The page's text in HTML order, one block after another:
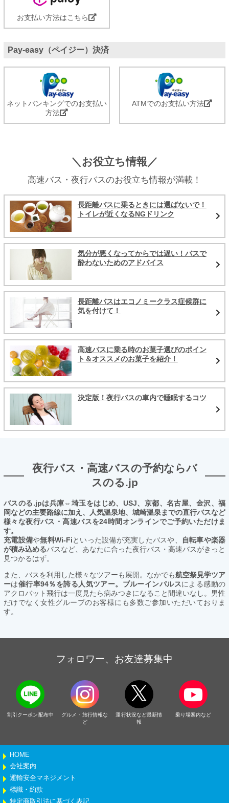
お支払い方法はこちら
Pay-easy（ペイジー）決済
ネットバンキングでのお支払い
方法
ATMでのお支払い方法
＼お役立ち情報／
高速バス・夜行バスのお役立ち情報が満載！
長距離バスに乗るときには選ばないで！
トイレが近くなるNGドリンク
気分が悪くなってからでは遅い！バスで
酔わないためのアドバイス
長距離バスはエコノミークラス症候群に
気を付けて！
高速バスに乗る時のお菓子選びのポイン
ト＆オススメのお菓子を紹介！
決定版！夜行バスの車内で睡眠するコツ
夜行バス・高速バスの予約ならバ
スのる.jp
バスのる.jpは兵庫⇔埼玉をはじめ、USJ、京都、名古屋、金沢、福
岡などの主要路線に加え、人気温泉地、城崎温泉までの直行バスなど
様々な夜行バス・高速バスを24時間オンラインでご予約いただけま
す。
充電設備や無料Wi-Fiといった設備が充実したバスや、
自転車や楽器
が積み込めるバスなど、あなたに合った夜行バス・高速バスがきっと
見つかるはず。
また、バスを利用した様々なツアーも展開。なかでも航空祭見学ツア
ーは催行率94％を誇る人気ツアー。ブルーインパルスによる感動の
アクロバット飛行は一度見たら病みつきになること間違いなし。男性
だけでなく女性グループのお客様にも多数ご参加いただいておりま
す。
フォロワー、お友達募集中
割引クーポン配布中
グルメ・旅行情報な
ど
運行状況など最新情
報
乗り場案内など
HOME
会社案内
運輸安全マネジメント
標識・約款